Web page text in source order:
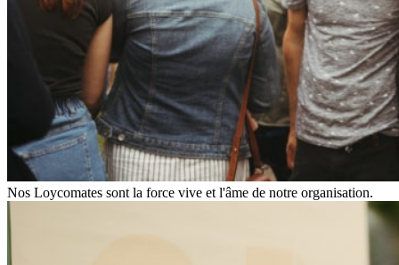
Nos Loycomates sont la force vive et l'âme de notre organisation.